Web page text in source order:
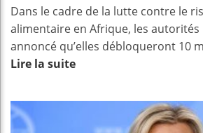
Dans le cadre de la lutte contre le
alimentaire en Afrique, les
annoncé qu’elles débloqueront 10
Lire la suite